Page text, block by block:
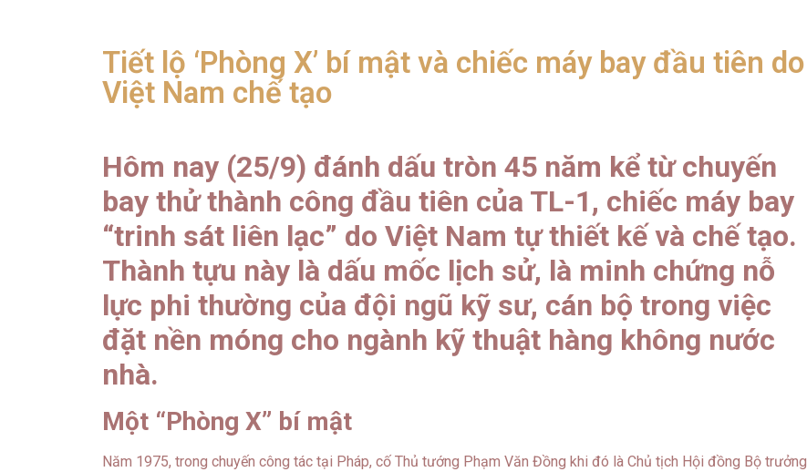
Tiết lộ ‘Phòng X’ bí mật và chiếc máy bay đầu tiên do
Việt Nam chế tạo
Hôm nay (25/9) đánh dấu tròn 45 năm kể từ chuyến
bay thử thành công đầu tiên của TL-1, chiếc máy bay
“trinh sát liên lạc” do Việt Nam tự thiết kế và chế tạo.
Thành tựu này là dấu mốc lịch sử, là minh chứng nỗ
lực phi thường của đội ngũ kỹ sư, cán bộ trong việc
đặt nền móng cho ngành kỹ thuật hàng không nước
nhà.
Một “Phòng X” bí mật
Năm 1975, trong chuyến công tác tại Pháp, cố Thủ tướng Phạm Văn Đồng khi đó là Chủ tịch Hội đồng Bộ trưởng